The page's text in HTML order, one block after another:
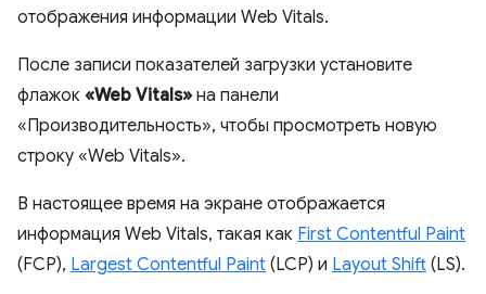
отображения информации Web Vitals.
После записи показателей загрузки установите
флажок «Web Vitals» на панели
«Производительность», чтобы просмотреть новую
строку «Web Vitals».
В настоящее время на экране отображается
информация Web Vitals, такая как First Contentful Paint
(FCP), Largest Contentful Paint (LCP) и Layout Shift (LS).